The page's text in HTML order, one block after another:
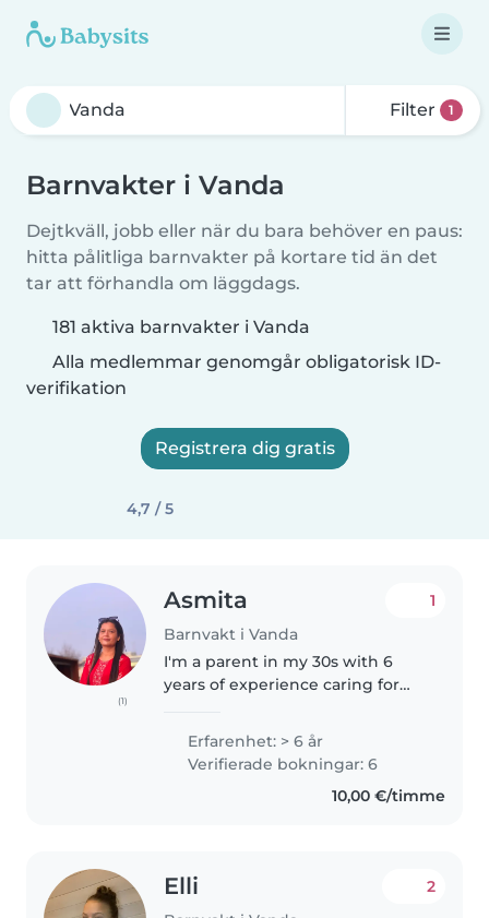
Filter 1
Barnvakter i Vanda
Dejtkväll, jobb eller när du bara behöver en paus:
hitta pålitliga barnvakter på kortare tid än det
tar att förhandla om läggdags.
181 aktiva barnvakter i Vanda
Alla medlemmar genomgår obligatorisk ID-
verifikation
Registrera dig gratis
4,7 / 5
(1)
Asmita
Barnvakt i Vanda
1
I'm a parent in my 30s with 6
years of experience caring for
comfortable with pets, cooking,
chores, and helping with
homework. I speak English,
Erfarenhet: > 6 år
Verifierade bokningar: 6
10,00 €/timme
Elli 2